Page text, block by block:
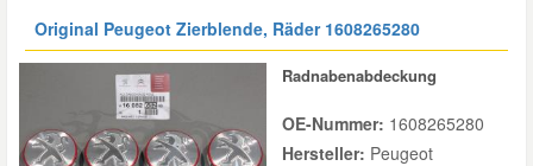
Original Peugeot Zierblende, Räder1608265280
Radnabenabdeckung
OE-Nummer: 1608265280
Hersteller: Peugeot